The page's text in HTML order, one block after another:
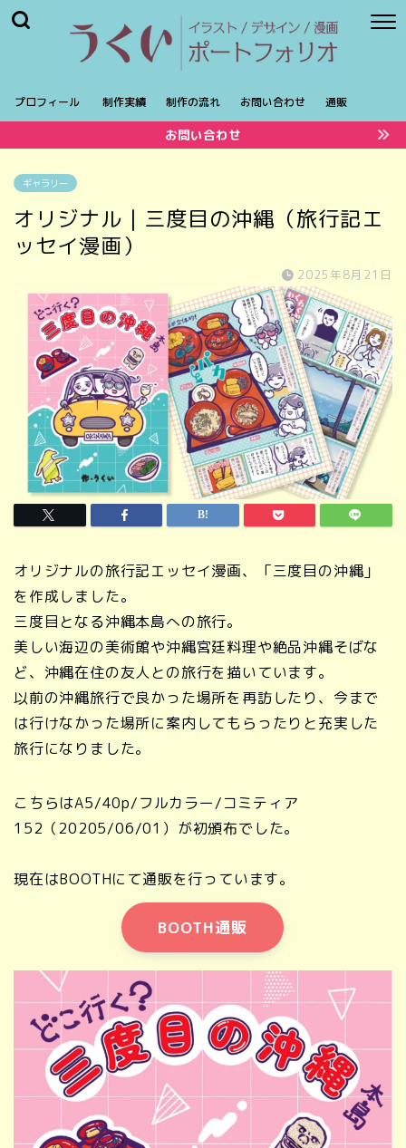
プロフィール 制作実績 制作の流れ お問い合わせ 通販
お問い合わせ
ギャラリー
オリジナル｜三度目の沖縄（旅行記エ
ッセイ漫画）
2025年8月21日
オリジナルの旅行記エッセイ漫画、「三度目の沖縄」
を作成しました。
三度目となる沖縄本島への旅行。
美しい海辺の美術館や沖縄宮廷料理や絶品沖縄そばな
ど、沖縄在住の友人との旅行を描いています。
以前の沖縄旅行で良かった場所を再訪したり、今まで
は行けなかった場所に案内してもらったりと充実した
旅行になりました。
こちらはA5/40p/フルカラー/コミティア
152（20205/06/01）が初頒布でした。
現在はBOOTHにて通販を行っています。
BOOTH通販